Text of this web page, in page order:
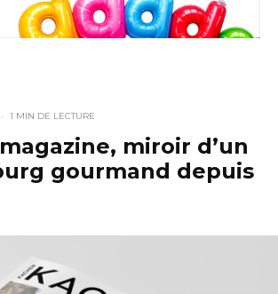
· 1 MIN DE LECTURE
magazine, miroir d’un
gourmand depuis